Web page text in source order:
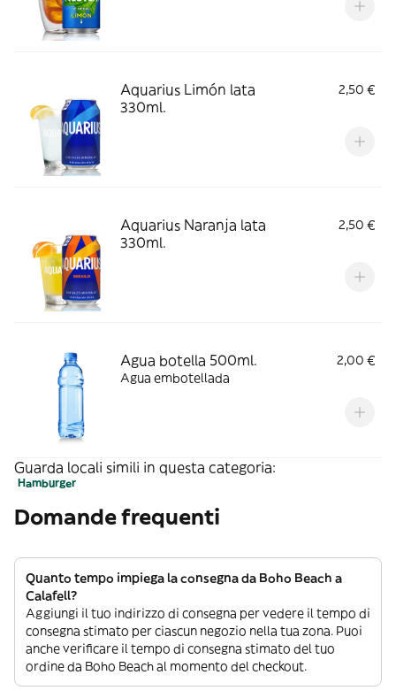
Aquarius Limón lata
330ml.
2,50 €
Aquarius Naranja lata
330ml.
2,50 €
Agua botella 500ml.
2,00 €
Agua embotellada
Guarda locali simili in questa categoria:
Hamburger
Domande frequenti
Quanto tempo impiega la consegna da Boho Beach a
Calafell?
Aggiungi il tuo indirizzo di consegna per vedere il tempo di
consegna stimato per ciascun negozio nella tua zona. Puoi
anche verificare il tempo di consegna stimato del tuo
ordine da Boho Beach al momento del checkout.